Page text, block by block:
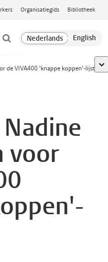
Organisatiegids Bibliotheek
de VIVA400 'knappe koppen'-lijst
voor